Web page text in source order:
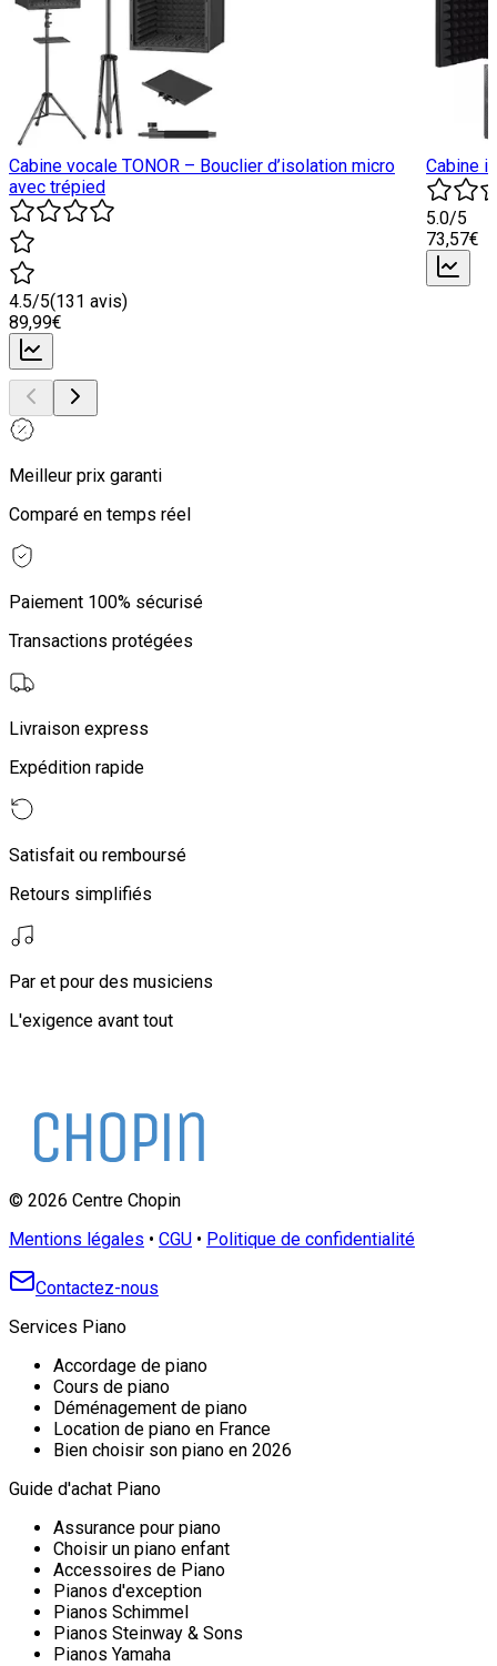
Cabine vocale TONOR – Bouclier d’isolation micro
avec trépied
4.5/5(131 avis)
89,99€
Cabine
5.0/5
73,57€
Meilleur prix garanti
Comparé en temps réel
Paiement 100% sécurisé
Transactions protégées
Livraison express
Expédition rapide
Satisfait ou remboursé
Retours simplifiés
Par et pour des musiciens
L'exigence avant tout
© 2026 Centre Chopin
Mentions légales • CGU • Politique de confidentialité
Contactez-nous
Services Piano
Accordage de piano
Cours de piano
Déménagement de piano
Location de piano en France
Bien choisir son piano en 2026
Guide d'achat Piano
Assurance pour piano
Choisir un piano enfant
Accessoires de Piano
Pianos d'exception
Pianos Schimmel
Pianos Steinway & Sons
Pianos Yamaha